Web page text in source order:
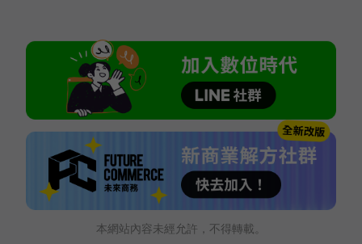
本網站內容未經允許，不得轉載。